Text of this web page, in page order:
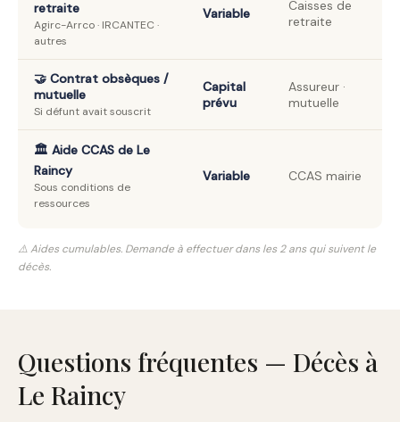
retraite
Agirc-Arrco · IRCANTEC ·
autres
Variable
Caisses de
retraite
🤝 Contrat obsèques /
mutuelle
Si défunt avait souscrit
Capital
prévu
Assureur ·
mutuelle
🏛️ Aide CCAS de Le
Raincy
Sous conditions de
ressources
Variable CCAS mairie
⚠️ Aides cumulables. Demande à effectuer dans les 2 ans qui suivent le
décès.
Questions fréquentes — Décès à
Le Raincy